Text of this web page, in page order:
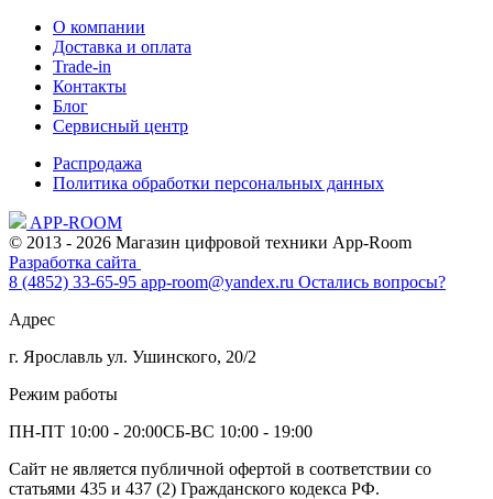
О компании
Доставка и оплата
Trade-in
Контакты
Блог
Сервисный центр
Распродажа
Политика обработки персональных данных
APP-ROOM
© 2013 - 2026 Магазин цифровой техники App-Room
Разработка сайта
8 (4852) 33-65-95 app-room@yandex.ru Остались вопросы?
Адрес
г. Ярославль ул. Ушинского, 20/2
Режим работы
ПН-ПТ 10:00 - 20:00СБ-ВС 10:00 - 19:00
Сайт не является публичной офертой в соответствии со
статьями 435 и 437 (2) Гражданского кодекса РФ.